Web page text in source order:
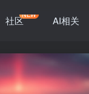
社区NEW AI相关